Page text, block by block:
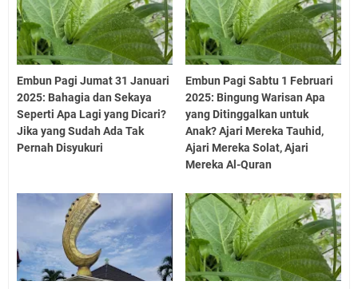
Embun Pagi Jumat 31 Januari
2025: Bahagia dan Sekaya
Seperti Apa Lagi yang Dicari?
Jika yang Sudah Ada Tak
Pernah Disyukuri
Embun Pagi Sabtu 1 Februari
2025: Bingung Warisan Apa
yang Ditinggalkan untuk
Anak? Ajari Mereka Tauhid,
Ajari Mereka Solat, Ajari
Mereka Al-Quran